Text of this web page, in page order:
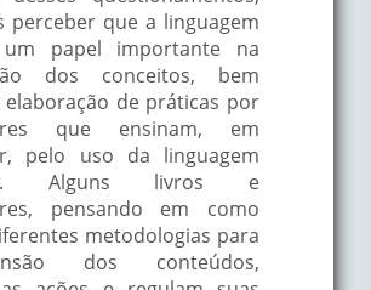
perceber que a linguagem
um papel importante na
dos conceitos, bem
elaboração de práticas por
que ensinam, em
pelo uso da linguagem
Alguns livros e
pensando em como
metodologias para
dos conteúdos,